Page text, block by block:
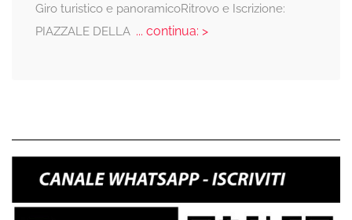
Giro turistico e panoramicoRitrovo e Iscrizione:
PIAZZALE DELLA... continua: >